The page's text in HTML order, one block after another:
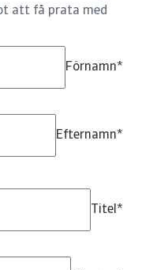
att få prata med
Förnamn*
Efternamn*
Titel *